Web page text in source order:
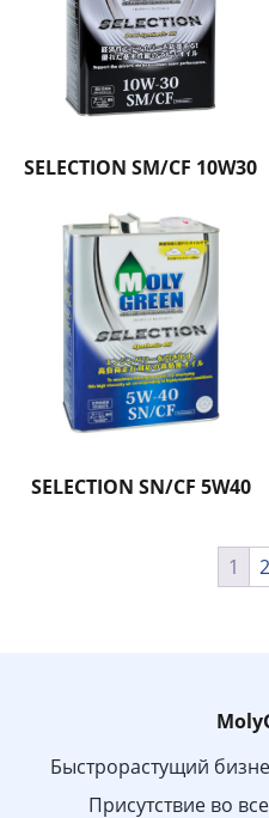
SELECTION SM/CF 10W30
SELECTION SN/CF 5W40
1 2
Быстрорастущий
Присутствие во